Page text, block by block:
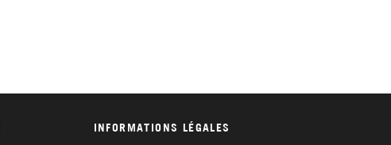
INFORMATIONS LÉGALES